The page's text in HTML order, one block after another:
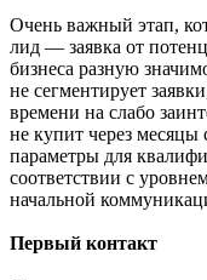
Очень важный этап,
лид — заявка от
бизнеса разную
не сегментирует
времени на слабо
не купит через месяцы
параметры для
соответствии с
начальной
Первый контакт